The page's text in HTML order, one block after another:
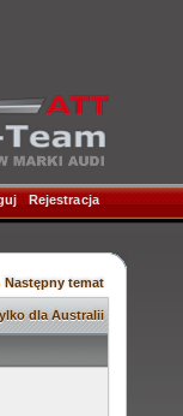
Rejestracja
Następny temat
dla Australii